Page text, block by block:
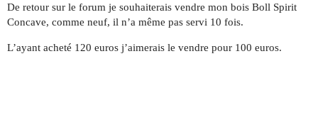
De retour sur le forum je souhaiterais vendre mon bois Boll Spirit
Concave, comme neuf, il n’a même pas servi 10 fois.
L’ayant acheté 120 euros j’aimerais le vendre pour 100 euros.